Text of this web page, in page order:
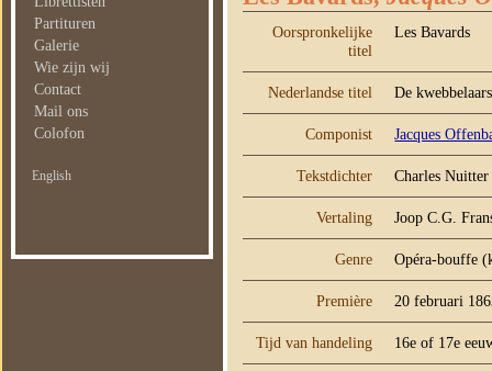
Partituren
Galerie
Wie zijn wij
Contact
Mail ons
Colofon
English
Oorspronkelijke
titel
Les Bavards
Nederlandse titel De kwebbelaars
Componist Jacques
Tekstdichter Charles Nuitter
Vertaling Joop C.G.
Genre Opéra-bouffe
Première 20 februari
Tijd van handeling 16e of 17e